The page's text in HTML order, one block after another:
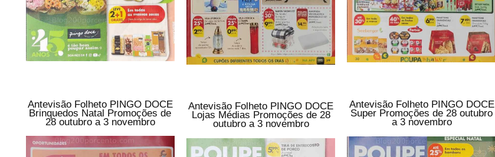
Antevisão Folheto PINGO DOCE
Brinquedos Natal Promoções de
28 outubro a 3 novembro
Antevisão Folheto PINGO DOCE
Lojas Médias Promoções de 28
outubro a 3 novembro
Antevisão Folheto PINGO DOCE
Super Promoções de 28 outubro
a 3 novembro